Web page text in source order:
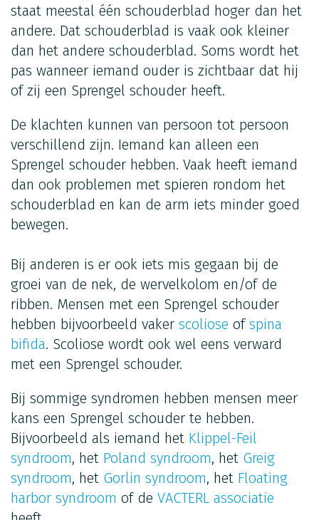
staat meestal één schouderblad hoger dan het
andere. Dat schouderblad is vaak ook kleiner
dan het andere schouderblad. Soms wordt het
pas wanneer iemand ouder is zichtbaar dat hij
of zij een Sprengel schouder heeft.
De klachten kunnen van persoon tot persoon
verschillend zijn. Iemand kan alleen een
Sprengel schouder hebben. Vaak heeft iemand
dan ook problemen met spieren rondom het
schouderblad en kan de arm iets minder goed
bewegen.
Bij anderen is er ook iets mis gegaan bij de
groei van de nek, de wervelkolom en/of de
ribben. Mensen met een Sprengel schouder
hebben bijvoorbeeld vaker scoliose of spina
bifida. Scoliose wordt ook wel eens verward
met een Sprengel schouder.
Bij sommige syndromen hebben mensen meer
kans een Sprengel schouder te hebben.
Bijvoorbeeld als iemand het Klippel-Feil
syndroom, het Poland syndroom, het Greig
syndroom, het Gorlin syndroom, het Floating
harbor syndroom of de VACTERL associatie